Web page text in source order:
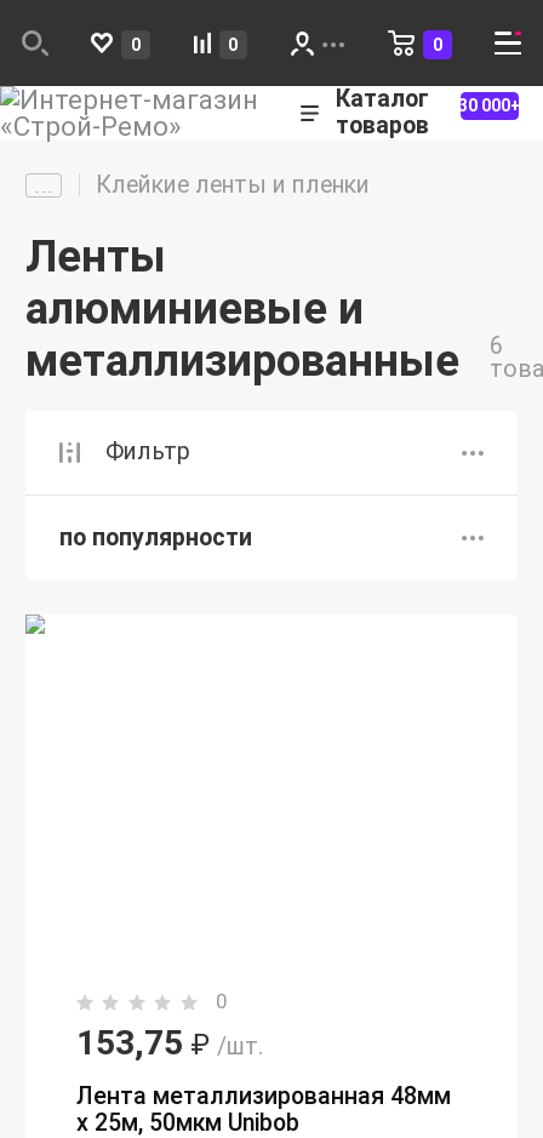
0 0 0
Каталог
товаров
30 000+
Клейкие ленты и пленки
Ленты
алюминиевые и
металлизированные
6
Фильтр
по популярности
0
153,75 ₽ /шт.
Лента металлизированная 48мм
х 25м, 50мкм Unibob